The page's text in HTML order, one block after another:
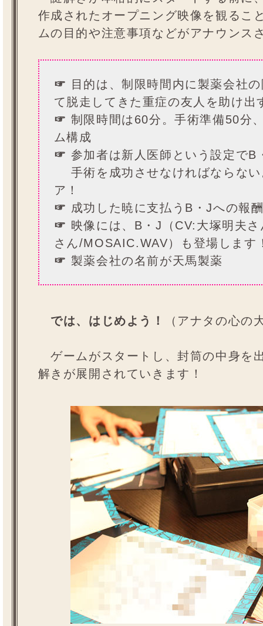
作成されたオープニング映像を観るこ
ムの目的や注意事項などがアナウンス
☞ 目的は、制限時間内に製薬会社
て脱走してきた重症の友人を助け出
☞ 制限時間は60分。手術準備50分
ム構成
☞ 参加者は新人医師という設定でB
手術を成功させなければならない
ア！
☞ 成功した暁に支払うB・Jへの報
☞ 映像には、B・J（CV:大塚明夫
さん/MOSAIC.WAV）も登場しま
☞ 製薬会社の名前が天馬製薬
では、はじめよう！ （アナタの心の
ゲームがスタートし、封筒の中身を
解きが展開されていきます！